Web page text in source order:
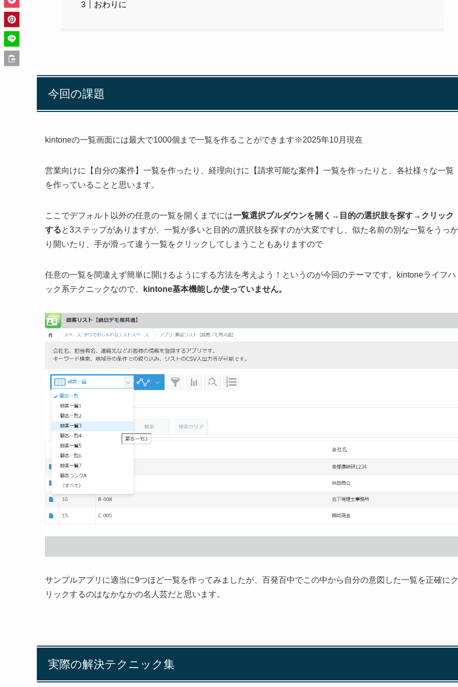
おわりに
今回の課題
kintoneの一覧画面には最大で1000個まで一覧を作ることができます※2025年10月現在
営業向けに【自分の案件】一覧を作ったり、経理向けに【請求可能な案件】一覧を作ったりと、各社様々な一覧
を作っていることと思います。
ここでデフォルト以外の任意の一覧を開くまでには一覧選択プルダウンを開く→目的の選択肢を探す→クリック
すると3ステップがありますが、一覧が多いと目的の選択肢を探すのが大変ですし、似た名前の別な一覧をうっか
り開いたり、手が滑って違う一覧をクリックしてしまうこともありますので
任意の一覧を間違えず簡単に開けるようにする方法を考えよう！というのが今回のテーマです。kintoneライフハ
ック系テクニックなので、
kintone基本機能しか使っていません。
サンプルアプリに適当に9つほど一覧を作ってみましたが、百発百中でこの中から自分の意図した一覧を正確にク
リックするのはなかなかの名人芸だと思います。
実際の解決テクニック集